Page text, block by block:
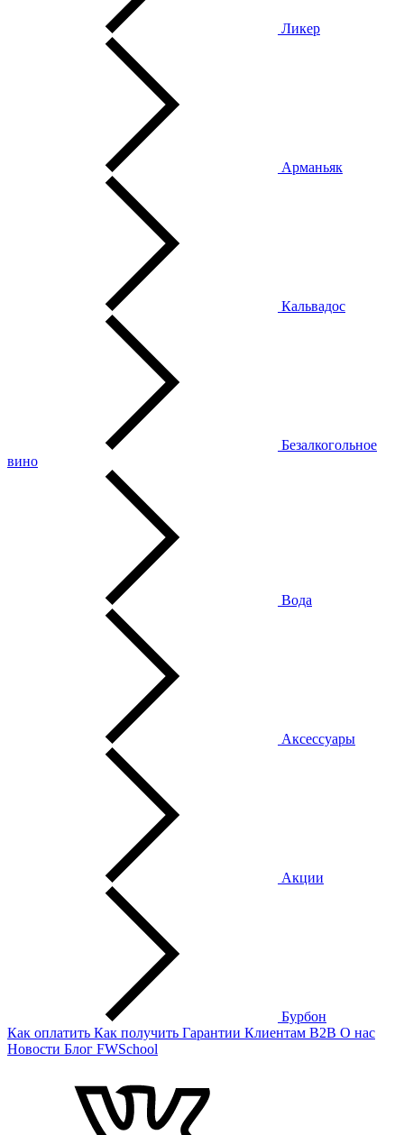
Ликер
Арманьяк
Кальвадос
Безалкогольное
вино
Вода
Аксессуары
Акции
Бурбон
Как оплатить Как получить Гарантии Клиентам B2B О нас
Новости Блог FWSchool